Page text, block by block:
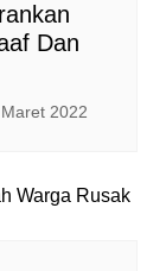
Dan
2022